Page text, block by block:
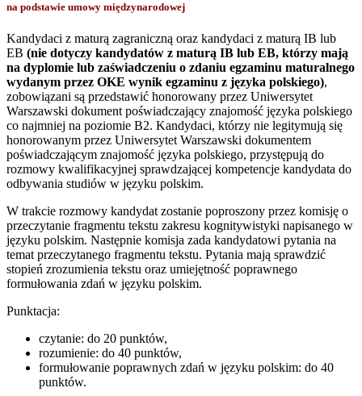
na podstawie umowy międzynarodowej
Kandydaci z maturą zagraniczną oraz kandydaci z maturą IB lub
EB (nie dotyczy kandydatów z maturą IB lub EB, którzy mają
na dyplomie lub zaświadczeniu o zdaniu egzaminu maturalnego
wydanym przez OKE wynik egzaminu z języka polskiego),
zobowiązani są przedstawić honorowany przez Uniwersytet
Warszawski dokument poświadczający znajomość języka polskiego
co najmniej na poziomie B2. Kandydaci, którzy nie legitymują się
honorowanym przez Uniwersytet Warszawski dokumentem
poświadczającym znajomość języka polskiego, przystępują do
rozmowy kwalifikacyjnej sprawdzającej kompetencje kandydata do
odbywania studiów w języku polskim.
W trakcie rozmowy kandydat zostanie poproszony przez komisję o
przeczytanie fragmentu tekstu zakresu kognitywistyki napisanego w
języku polskim. Następnie komisja zada kandydatowi pytania na
temat przeczytanego fragmentu tekstu. Pytania mają sprawdzić
stopień zrozumienia tekstu oraz umiejętność poprawnego
formułowania zdań w języku polskim.
Punktacja:
czytanie: do 20 punktów,
rozumienie: do 40 punktów,
formułowanie poprawnych zdań w języku polskim: do 40
punktów.